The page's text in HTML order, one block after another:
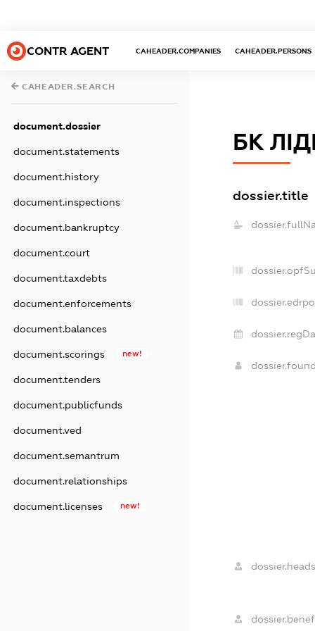
CONTR AGENT CAHEADER.COMPANIES CAHEADER.PERSONS
CAHEADER.SEARCH
document.dossier
document.statements
document.history
document.inspections
document.bankruptcy
document.court
document.taxdebts
document.enforcements
document.balances
document.scorings new!
document.tenders
document.publicfunds
document.ved
document.semantrum
document.relationships
document.licenses new!
БК
dossier.title